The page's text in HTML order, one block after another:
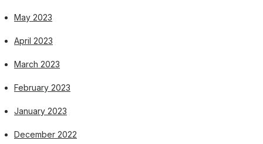
May 2023
April 2023
March 2023
February 2023
January 2023
December 2022